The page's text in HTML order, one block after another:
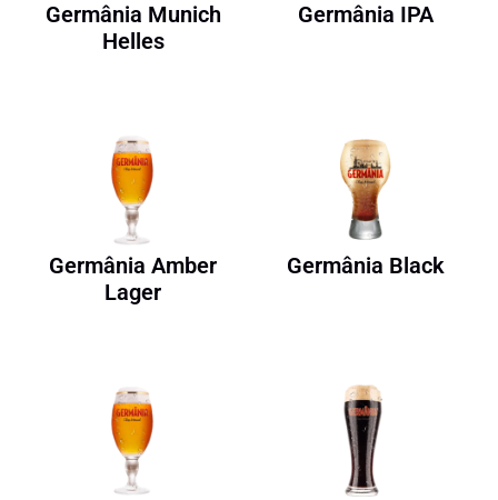
Germânia Munich
Helles
Germânia IPA
Germânia Amber
Lager
Germânia Black